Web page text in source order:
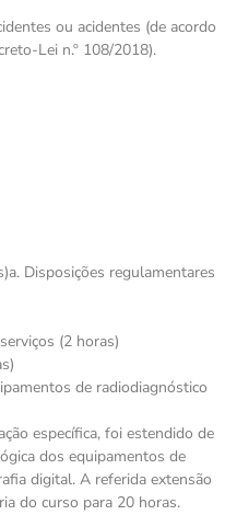
ou acidentes (de acordo
Lei n.º 108/2018).
Disposições regulamentares
(2 horas)
de radiodiagnóstico
específica, foi estendido de
dos equipamentos de
digital. A referida extensão
do curso para 20 horas.